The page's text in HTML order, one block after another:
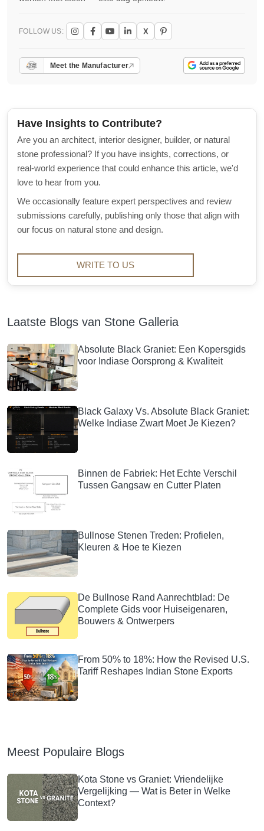
FOLLOW US: X
Meet the Manufacturer
Have Insights to Contribute?
Are you an architect, interior designer, builder, or natural
stone professional? If you have insights, corrections, or
real-world experience that could enhance this article, we'd
love to hear from you.
We occasionally feature expert perspectives and review
submissions carefully, publishing only those that align with
our focus on natural stone and design.
WRITE TO US
Laatste Blogs van Stone Galleria
Absolute Black Graniet: Een Kopersgids
voor Indiase Oorsprong & Kwaliteit
Black Galaxy Vs. Absolute Black Graniet:
Welke Indiase Zwart Moet Je Kiezen?
Binnen de Fabriek: Het Echte Verschil
Tussen Gangsaw en Cutter Platen
Bullnose Stenen Treden: Profielen,
Kleuren & Hoe te Kiezen
De Bullnose Rand Aanrechtblad: De
Complete Gids voor Huiseigenaren,
Bouwers & Ontwerpers
From 50% to 18%: How the Revised U.S.
Tariff Reshapes Indian Stone Exports
Meest Populaire Blogs
Kota Stone vs Graniet: Vriendelijke
Vergelijking — Wat is Beter in Welke
Context?